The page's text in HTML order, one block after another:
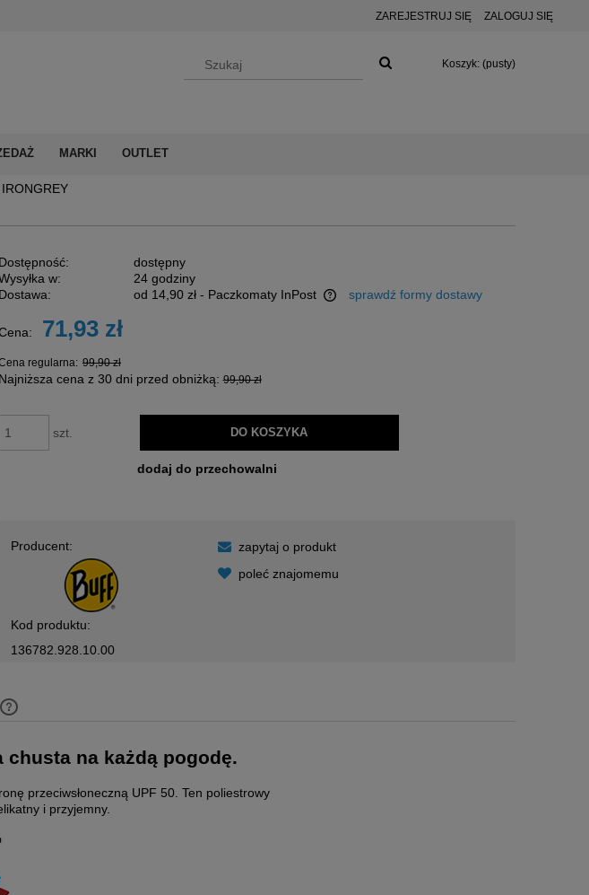
ZAREJESTRUJ SIĘ ZALOGUJ SIĘ
Koszyk: (pusty)
MARKI OUTLET
Dostępność:
dostępny
w:
24 godziny
Dostawa:
od 14,90 zł - Paczkomaty InPost
Cena nie zawiera ewentualnych kosztów
sprawdź formy dostawy
71,93 zł
regularna: 99,90 zł
Najniższa cena z 30 dni przed obniżką:99,90 zł
szt. DO KOSZYKA
dodaj do przechowalni
Producent:
Kod produktu:
136782.928.10.00
zapytaj o produkt
poleć znajomemu
Cena nie zawiera ewentualnych kosztów
na każdą pogodę.
przeciwsłoneczną UPF 50. Ten poliestrowy
i przyjemny.